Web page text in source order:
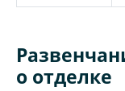
о отделке